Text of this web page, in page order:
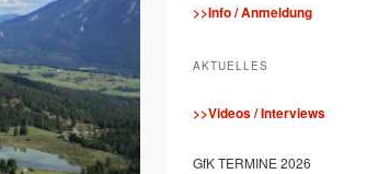
>>Info / Anmeldung
AKTUELLES
>>Videos / Interviews
GfK TERMINE 2026